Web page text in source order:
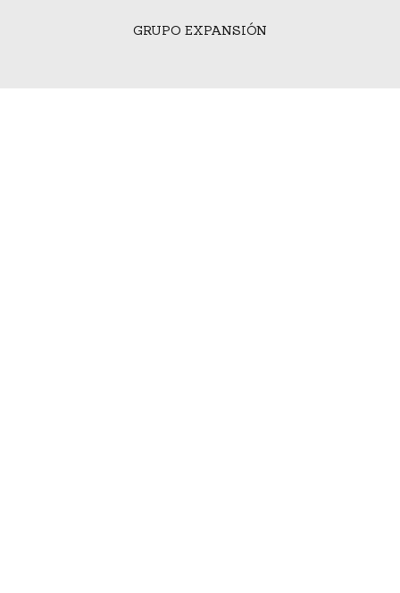
GRUPO EXPANSIÓN